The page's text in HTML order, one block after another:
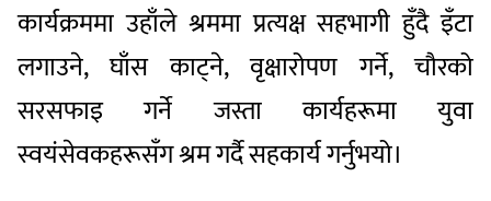
कार्यक्रममा उहाँले श्रममा प्रत्यक्ष सहभागी हुँदै इँटा
लगाउने, घाँस काट्ने, वृक्षारोपण गर्ने, चौरको
सरसफाइ गर्ने जस्ता कार्यहरूमा युवा
स्वयंसेवकहरूसँग श्रम गर्दै सहकार्य गर्नुभयो।